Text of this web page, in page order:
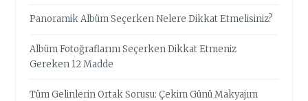
Panoramik Albüm Seçerken Nelere Dikkat Etmelisiniz?
Albüm Fotoğraflarını Seçerken Dikkat Etmeniz
Gereken 12 Madde
Tüm Gelinlerin Ortak Sorusu: Çekim Günü Makyajım